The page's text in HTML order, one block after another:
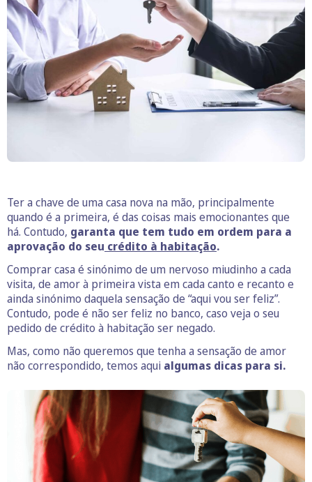
Ter a chave de uma casa nova na mão, principalmente
quando é a primeira, é das coisas mais emocionantes que
há. Contudo, garanta que tem tudo em ordem para a
aprovação do seu crédito à habitação.
Comprar casa é sinónimo de um nervoso miudinho a cada
visita, de amor à primeira vista em cada canto e recanto e
ainda sinónimo daquela sensação de “aqui vou ser feliz”.
Contudo, pode é não ser feliz no banco, caso veja o seu
pedido de crédito à habitação ser negado.
Mas, como não queremos que tenha a sensação de amor
não correspondido, temos aqui algumas dicas para si.